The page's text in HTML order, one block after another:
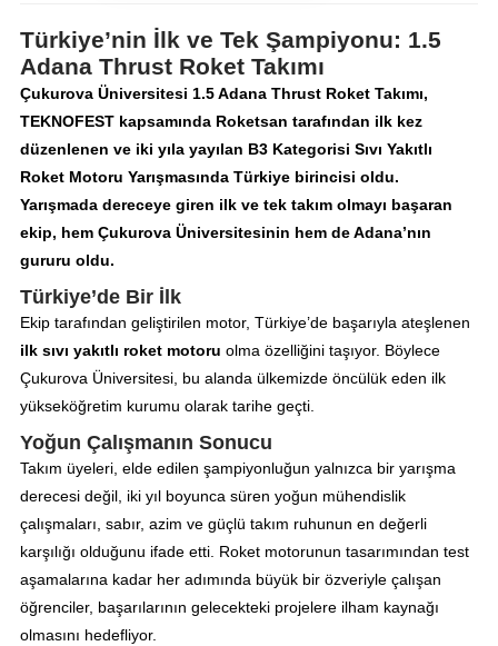
Türkiye’nin İlk ve Tek Şampiyonu: 1.5
Adana Thrust Roket Takımı
Çukurova Üniversitesi 1.5 Adana Thrust Roket Takımı,
TEKNOFEST kapsamında Roketsan tarafından ilk kez
düzenlenen ve iki yıla yayılan B3 Kategorisi Sıvı Yakıtlı
Roket Motoru Yarışmasında Türkiye birincisi oldu.
Yarışmada dereceye giren ilk ve tek takım olmayı başaran
ekip, hem Çukurova Üniversitesinin hem de Adana’nın
gururu oldu.
Türkiye’de Bir İlk
Ekip tarafından geliştirilen motor, Türkiye’de başarıyla ateşlenen
ilk sıvı yakıtlı roket motoru olma özelliğini taşıyor. Böylece
Çukurova Üniversitesi, bu alanda ülkemizde öncülük eden ilk
yükseköğretim kurumu olarak tarihe geçti.
Yoğun Çalışmanın Sonucu
Takım üyeleri, elde edilen şampiyonluğun yalnızca bir yarışma
derecesi değil, iki yıl boyunca süren yoğun mühendislik
çalışmaları, sabır, azim ve güçlü takım ruhunun en değerli
karşılığı olduğunu ifade etti. Roket motorunun tasarımından test
aşamalarına kadar her adımında büyük bir özveriyle çalışan
öğrenciler, başarılarının gelecekteki projelere ilham kaynağı
olmasını hedefliyor.